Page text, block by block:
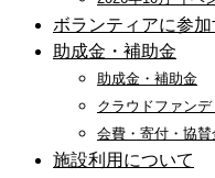
ボランティアに参加
助成金・補助金
助成金・補助金
クラウドファン
会費・寄付・協賛
施設利用について